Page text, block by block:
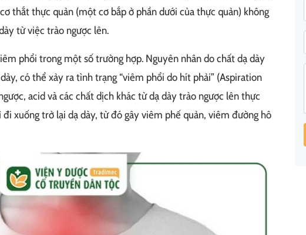
thắt thực quản (một cơ bắp ở phần dưới của thực quản) không
từ việc trào ngược lên.
phổi trong một số trường hợp. Nguyên nhân do chất dạ dày
có thể xảy ra tình trạng “viêm phổi do hít phải” (Aspiration
acid và các chất dịch khác từ dạ dày trào ngược lên thực
xuống trở lại dạ dày, từ đó gây viêm phế quản, viêm đường hô